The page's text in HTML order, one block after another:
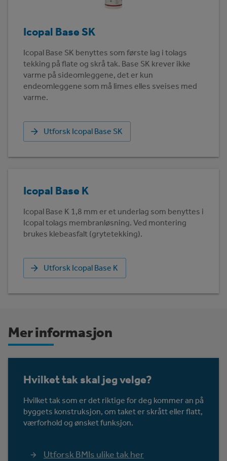
Icopal Base SK
Icopal Base SK benyttes som første lag i tolags
tekking på flate og skrå tak. Base SK krever ikke
varme på sideomleggene, det er kun
endeomleggene som må limes elles sveises med
varme.
Utforsk Icopal Base SK
Icopal Base K
Icopal Base K 1,8 mm er et underlag som benyttes i
Icopal tolags membranløsning. Ved montering
brukes klebeasfalt (grytetekking).
Utforsk Icopal Base K
Mer informasjon
Hvilket tak skal jeg velge?
Hvilket tak som er det riktige for deg kommer an på
byggets konstruksjon, om taket er skrått eller flatt,
værforhold og ønsket funksjon.
Utforsk BMIs ulike tak her